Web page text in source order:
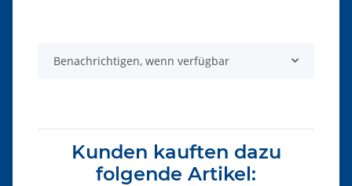
Benachrichtigen, wenn verfügbar
Kunden kauften dazu
folgende Artikel: